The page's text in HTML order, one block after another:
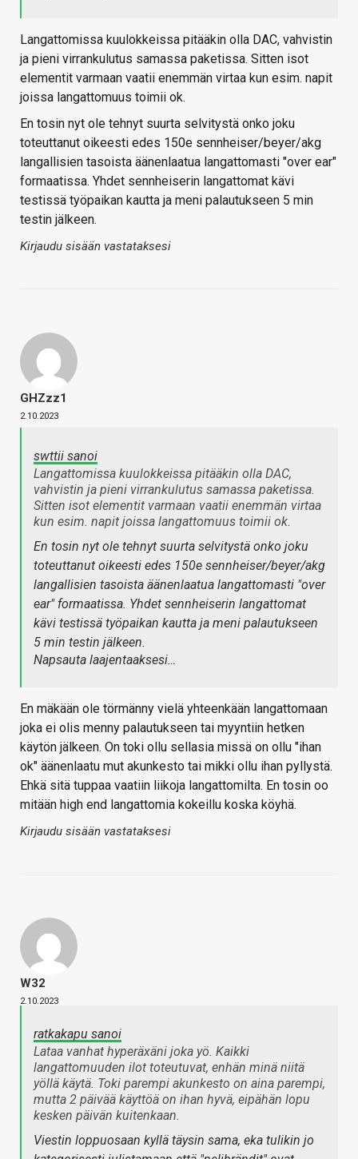
Langattomissa kuulokkeissa pitääkin olla DAC, vahvistin
ja pieni virrankulutus samassa paketissa. Sitten isot
elementit varmaan vaatii enemmän virtaa kun esim. napit
joissa langattomuus toimii ok.
En tosin nyt ole tehnyt suurta selvitystä onko joku
toteuttanut oikeesti edes 150e sennheiser/beyer/akg
langallisien tasoista äänenlaatua langattomasti "over ear"
formaatissa. Yhdet sennheiserin langattomat kävi
testissä työpaikan kautta ja meni palautukseen 5 min
testin jälkeen.
Kirjaudu sisään vastataksesi
GHZzz1
2.10.2023
swttii sanoi
Langattomissa kuulokkeissa pitääkin olla DAC,
vahvistin ja pieni virrankulutus samassa paketissa.
Sitten isot elementit varmaan vaatii enemmän virtaa
kun esim. napit joissa langattomuus toimii ok.
En tosin nyt ole tehnyt suurta selvitystä onko joku
toteuttanut oikeesti edes 150e sennheiser/beyer/akg
langallisien tasoista äänenlaatua langattomasti "over
ear" formaatissa. Yhdet sennheiserin langattomat
kävi testissä työpaikan kautta ja meni palautukseen
5 min testin jälkeen.
Napsauta laajentaaksesi…
En mäkään ole törmänny vielä yhteenkään langattomaan
joka ei olis menny palautukseen tai myyntiin hetken
käytön jälkeen. On toki ollu sellasia missä on ollu "ihan
ok" äänenlaatu mut akunkesto tai mikki ollu ihan pyllystä.
Ehkä sitä tuppaa vaatiin liikoja langattomilta. En tosin oo
mitään high end langattomia kokeillu koska köyhä.
Kirjaudu sisään vastataksesi
W32
2.10.2023
ratkakapu sanoi
Lataa vanhat hyperäxäni joka yö. Kaikki
langattomuuden ilot toteutuvat, enhän minä niitä
yöllä käytä. Toki parempi akunkesto on aina parempi,
mutta 2 päivää käyttöä on ihan hyvä, eipähän lopu
kesken päivän kuitenkaan.
Viestin loppuosaan kyllä täysin sama, eka tulikin jo